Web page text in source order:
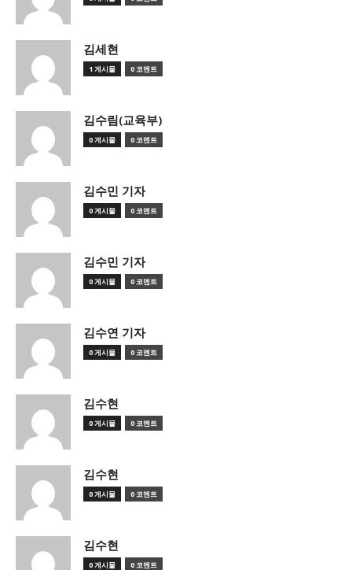
김세현
1 게시물 0 코멘트
김수림(교육부)
0 게시물 0 코멘트
김수민 기자
0 게시물 0 코멘트
김수민 기자
0 게시물 0 코멘트
김수연 기자
0 게시물 0 코멘트
김수현
0 게시물 0 코멘트
김수현
0 게시물 0 코멘트
김수현
0 게시물 0 코멘트